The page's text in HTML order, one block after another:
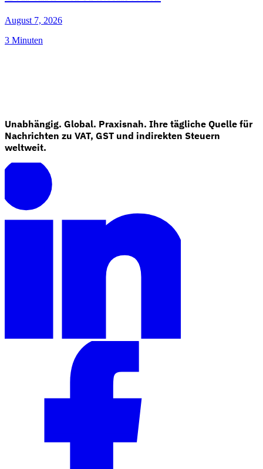
August 7, 2026
3 Minuten
Unabhängig. Global. Praxisnah. Ihre tägliche Quelle für
Nachrichten zu VAT, GST und indirekten Steuern
weltweit.